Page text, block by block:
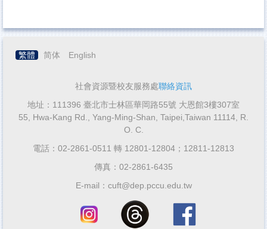
繁體 简体 English
社會資源暨校友服務處聯絡資訊
地址：111396 臺北市士林區華岡路55號 大恩館3樓307室
55, Hwa-Kang Rd., Yang-Ming-Shan, Taipei,Taiwan 11114, R.
O. C.
電話：02-2861-0511 轉 12801-12804；12811-12813
傳真：02-2861-6435
E-mail：cuft@dep.pccu.edu.tw